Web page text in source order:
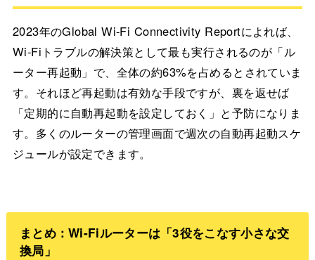
2023年のGlobal Wi-Fi Connectivity Reportによれば、
Wi-Fiトラブルの解決策として最も実行されるのが「ル
ーター再起動」で、全体の約63%を占めるとされていま
す。それほど再起動は有効な手段ですが、裏を返せば
「定期的に自動再起動を設定しておく」と予防になりま
す。多くのルーターの管理画面で週次の自動再起動スケ
ジュールが設定できます。
まとめ：Wi-Fiルーターは「3役をこなす小さな交
換局」